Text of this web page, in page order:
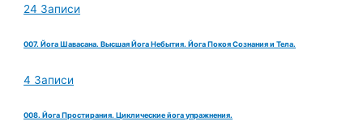
24 Записи
007. Йога Шавасана. Высшая Йога Небытия. Йога Покоя Сознания и Тела.
4 Записи
008. Йога Простирания. Циклические йога упражнения.